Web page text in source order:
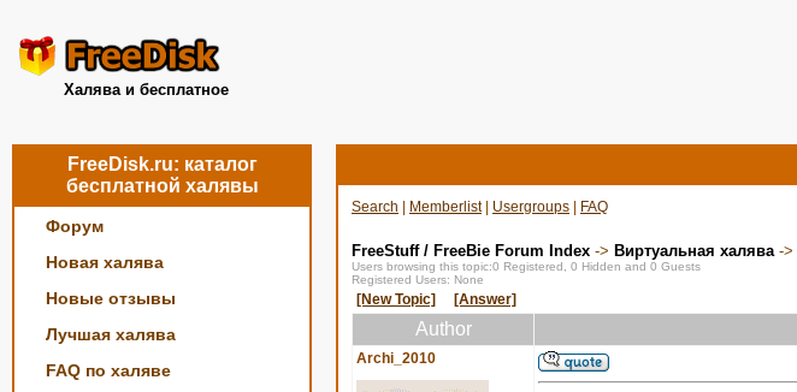
Халява и бесплатное
FreeDisk.ru: каталог
бесплатной халявы
Форум
Новая халява
Новые отзывы
Лучшая халява
FAQ по халяве
Search Memberlist| Usergroups FAQ
FreeStuff / FreeBie Forum Index -> Виртуальная халява->
Users browsing this topic:0 Registered, 0 Hidden and 0 Guests
Registered Users: None
[New Topic] [Answer]
Author
Archi_2010